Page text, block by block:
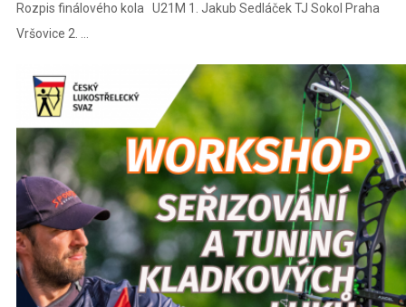
Rozpis finálového kola U21M 1. Jakub Sedláček TJ Sokol Praha
Vršovice 2. ...